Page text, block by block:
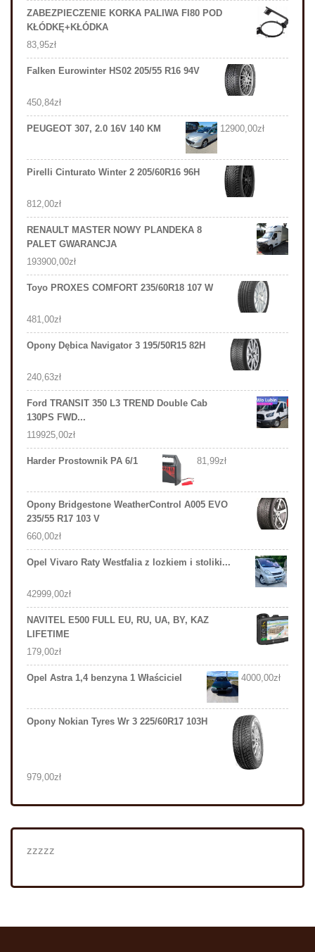
ZABEZPIECZENIE KORKA PALIWA FI80 POD
KŁÓDKĘ+KŁÓDKA
83,95zł
Falken Eurowinter HS02 205/55 R16 94V
450,84zł
PEUGEOT 307, 2.0 16V 140 KM 12900,00zł
Pirelli Cinturato Winter 2 205/60R16 96H
812,00zł
RENAULT MASTER NOWY PLANDEKA 8
PALET GWARANCJA
193900,00zł
Toyo PROXES COMFORT 235/60R18 107 W
481,00zł
Opony Dębica Navigator 3 195/50R15 82H
240,63zł
Ford TRANSIT 350 L3 TREND Double Cab
130PS FWD...
119925,00zł
Harder Prostownik PA 6/1 81,99zł
Opony Bridgestone WeatherControl A005 EVO
235/55 R17 103 V
660,00zł
Opel Vivaro Raty Westfalia z lozkiem i stoliki...
42999,00zł
NAVITEL E500 FULL EU, RU, UA, BY, KAZ
LIFETIME
179,00zł
Opel Astra 1,4 benzyna 1 Właściciel 4000,00zł
Opony Nokian Tyres Wr 3 225/60R17 103H
979,00zł
zzzzz